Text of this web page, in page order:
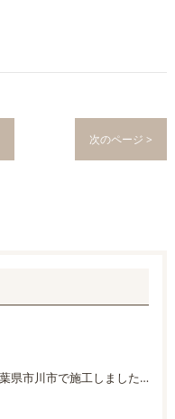
次のページ >
エコカラットを千葉県市川市で施工しました。